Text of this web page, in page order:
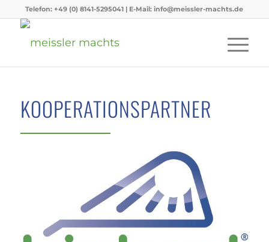
Telefon: +49 (0) 8141-5295041 | E-Mail: info@meissler-machts.de
KOOPERATIONSPARTNER